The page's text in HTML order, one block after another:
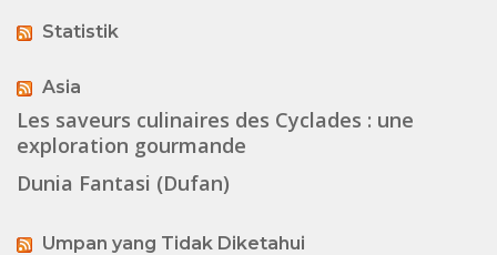
Statistik
Asia
Les saveurs culinaires des Cyclades : une
exploration gourmande
Dunia Fantasi (Dufan)
Umpan yang Tidak Diketahui